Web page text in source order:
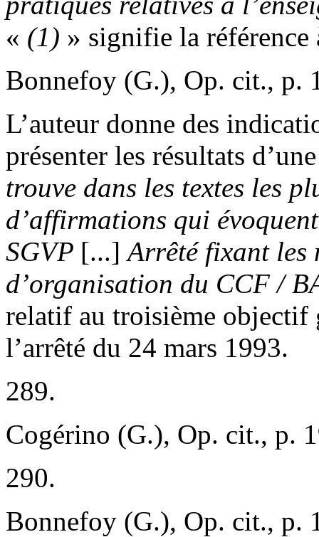
« (1) » signifie la référence
Bonnefoy (G.), Op. cit., p.
L’auteur donne des
présenter les résultats
trouve dans les textes les
d’affirmations qui
SGVP [...]Arrêté fixant les
d’organisation du CCF /
relatif au troisième objectif
l’arrêté du 24 mars 1993.
289.
Cogérino (G.), Op. cit., p.
290.
Bonnefoy (G.), Op. cit., p.